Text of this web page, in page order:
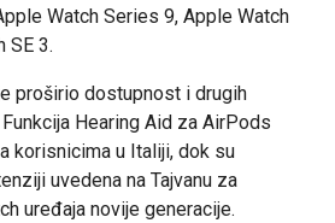
Watch Series 9, Apple Watch
SE 3.
proširio dostupnost i drugih
Hearing Aid za AirPods
korisnicima u Italiji, dok su
uvedena na Tajvanu za
uređaja novije generacije.